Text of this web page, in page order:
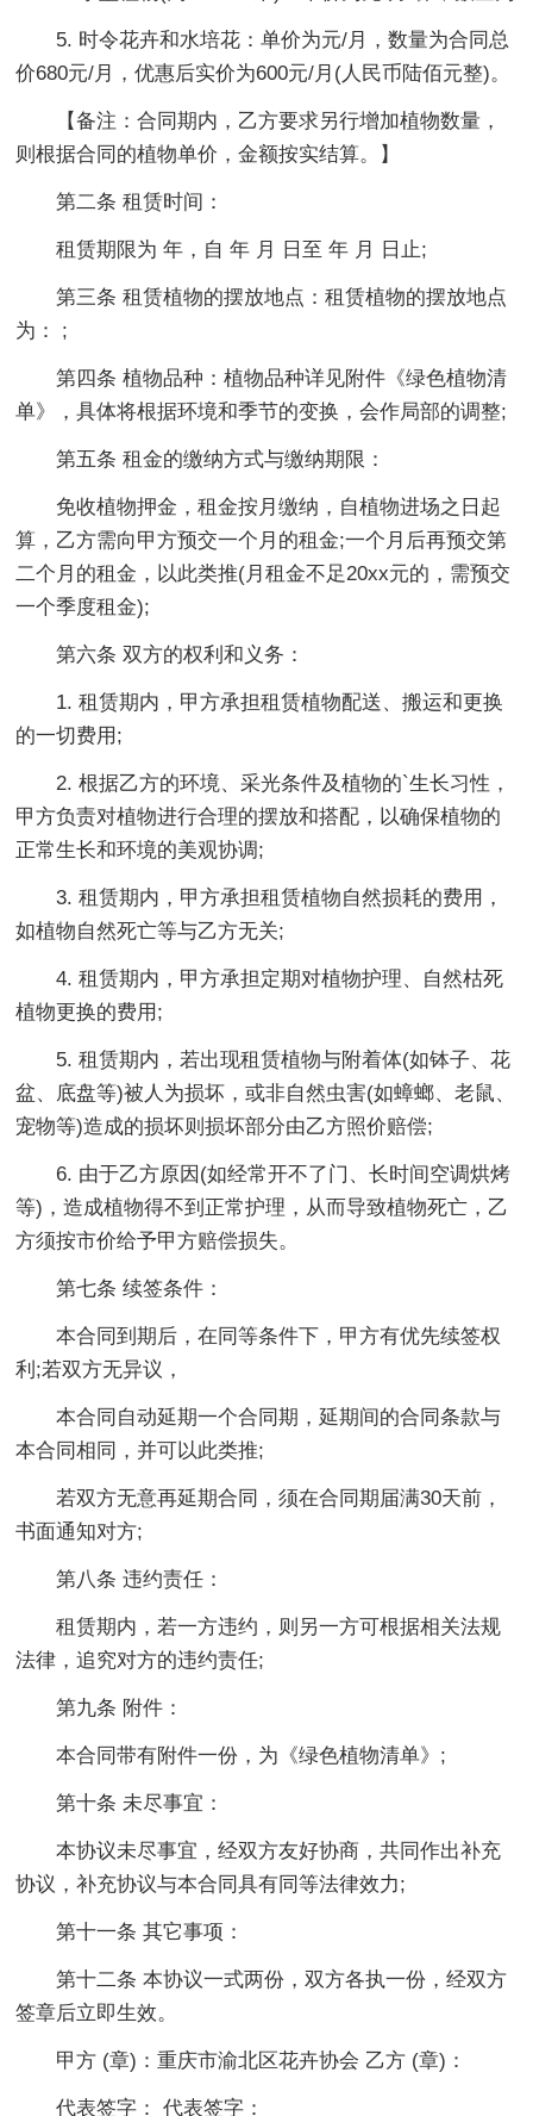
5. 时令花卉和水培花：单价为元/月，数量为合同总
价680元/月，优惠后实价为600元/月(人民币陆佰元整)。
【备注：合同期内，乙方要求另行增加植物数量，
则根据合同的植物单价，金额按实结算。】
第二条 租赁时间：
租赁期限为 年，自 年 月 日至 年 月 日止;
第三条 租赁植物的摆放地点：租赁植物的摆放地点
为： ;
第四条 植物品种：植物品种详见附件《绿色植物清
单》，具体将根据环境和季节的变换，会作局部的调整;
第五条 租金的缴纳方式与缴纳期限：
免收植物押金，租金按月缴纳，自植物进场之日起
算，乙方需向甲方预交一个月的租金;一个月后再预交第
二个月的租金，以此类推(月租金不足20xx元的，需预交
一个季度租金);
第六条 双方的权利和义务：
1. 租赁期内，甲方承担租赁植物配送、搬运和更换
的一切费用;
2. 根据乙方的环境、采光条件及植物的`生长习性，
甲方负责对植物进行合理的摆放和搭配，以确保植物的
正常生长和环境的美观协调;
3. 租赁期内，甲方承担租赁植物自然损耗的费用，
如植物自然死亡等与乙方无关;
4. 租赁期内，甲方承担定期对植物护理、自然枯死
植物更换的费用;
5. 租赁期内，若出现租赁植物与附着体(如钵子、花
盆、底盘等)被人为损坏，或非自然虫害(如蟑螂、老鼠、
宠物等)造成的损坏则损坏部分由乙方照价赔偿;
6. 由于乙方原因(如经常开不了门、长时间空调烘烤
等)，造成植物得不到正常护理，从而导致植物死亡，乙
方须按市价给予甲方赔偿损失。
第七条 续签条件：
本合同到期后，在同等条件下，甲方有优先续签权
利;若双方无异议，
本合同自动延期一个合同期，延期间的合同条款与
本合同相同，并可以此类推;
若双方无意再延期合同，须在合同期届满30天前，
书面通知对方;
第八条 违约责任：
租赁期内，若一方违约，则另一方可根据相关法规
法律，追究对方的违约责任;
第九条 附件：
本合同带有附件一份，为《绿色植物清单》;
第十条 未尽事宜：
本协议未尽事宜，经双方友好协商，共同作出补充
协议，补充协议与本合同具有同等法律效力;
第十一条 其它事项：
第十二条 本协议一式两份，双方各执一份，经双方
签章后立即生效。
甲方 (章)：重庆市渝北区花卉协会 乙方 (章)：
代表签字： 代表签字：